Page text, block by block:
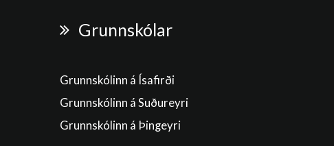
Grunnskólar
Grunnskólinn á Ísafirði
Grunnskólinn á Suðureyri
Grunnskólinn á Þingeyri